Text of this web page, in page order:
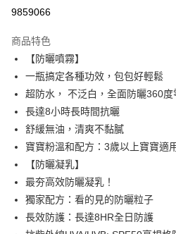
超商取貨付款
Apple Pay
街口支付
悠遊付
ATM付款
運送方式
每筆NT$85，滿NT$499(含以上)免運
9859066
商品特色
【防曬噴霧】
一瓶搞定各種功效，包包好輕鬆
超防水， 不泛白，全面防曬360度
長達8小時長時間抗曬
舒緩無油，清爽不黏膩
寶寶粉溫和配方：3歲以上寶寶適
【防曬凝乳】
最夯高效防曬凝乳！
獨家配方：看的見的防曬粒子
長效防護：長達8HR全日防護